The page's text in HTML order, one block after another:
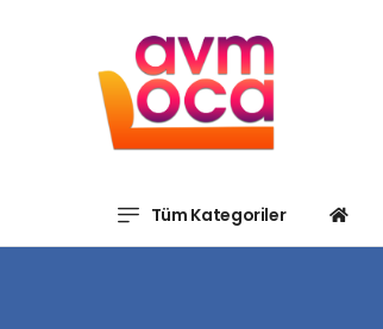
Tüm Kategoriler